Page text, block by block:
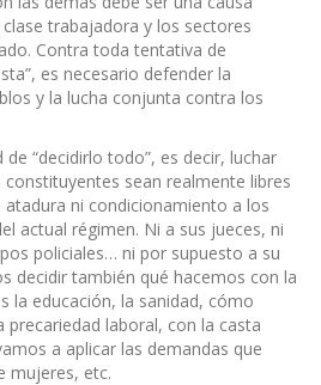
trabajadora y los sectores
Contra toda tentativa de
es necesario defender la
y la lucha conjunta contra los
“decidirlo todo”, es decir, luchar
sean realmente libres
ni condicionamiento a los
actual régimen. Ni a sus jueces, ni
policiales… ni por supuesto a su
decidir también qué hacemos con la
la educación, la sanidad, cómo
precariedad laboral, con la casta
a aplicar las demandas que
mujeres, etc.